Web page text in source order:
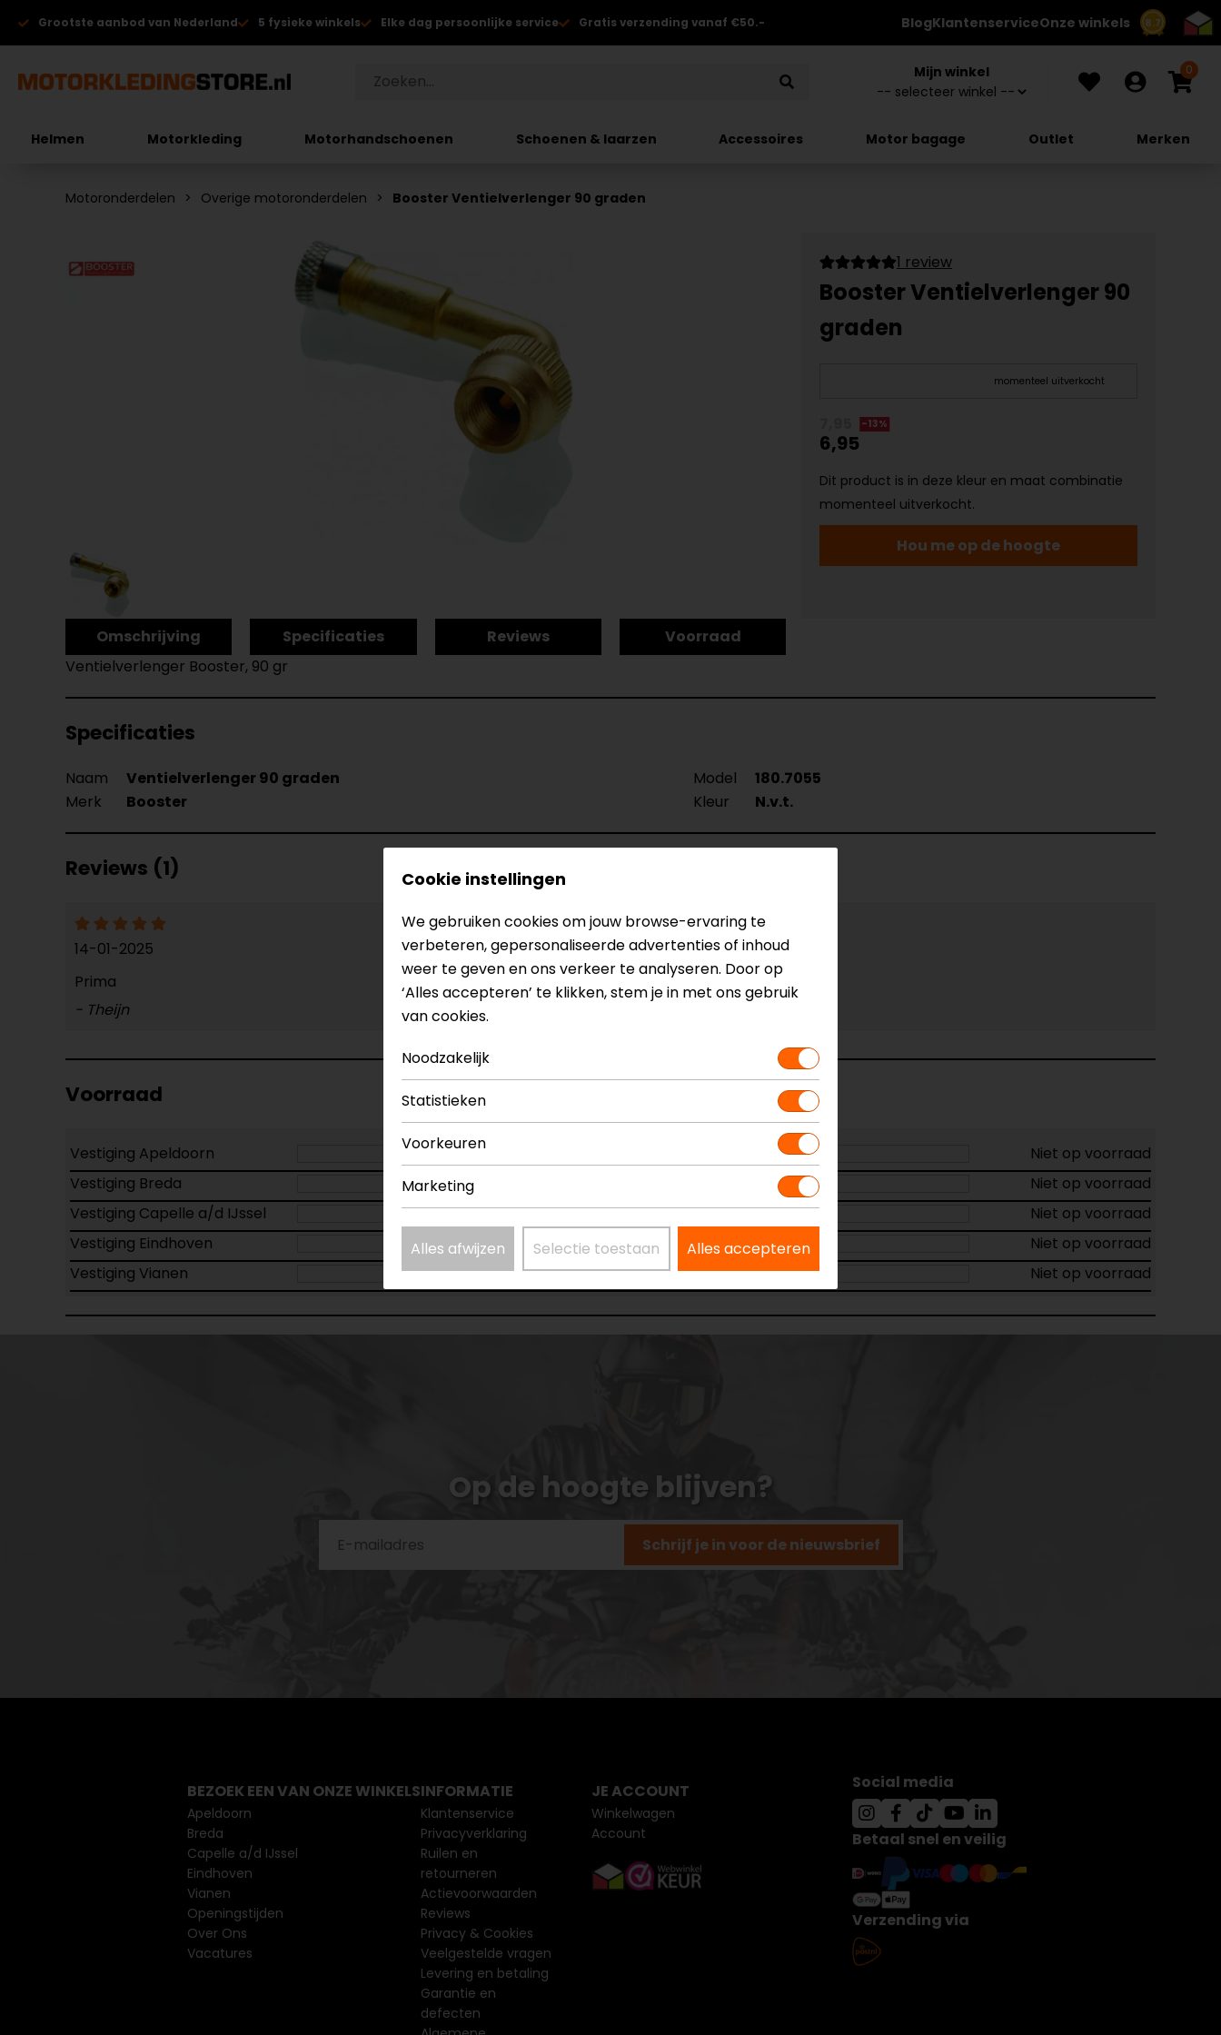
8.7
Grootste aanbod van Nederland 5 fysieke winkels Elke dag persoonlijke service Gratis verzending vanaf €50.- BlogKlantenserviceOnze winkels
Mijn winkel 0
Helmen Motorkleding Motorhandschoenen Schoenen & laarzen Accessoires Motor bagage Outlet Merken
Motoronderdelen Overige motoronderdelen Booster Ventielverlenger 90 graden
1 review
Booster Ventielverlenger 90
graden
momenteel uitverkocht
-13%
6,95
Dit product is in deze kleur en maat combinatie
momenteel uitverkocht.
Hou me op de hoogte
Omschrijving Specificaties Reviews
Voorraad
Ventielverlenger Booster, 90 gr
Specificaties
Naam Ventielverlenger 90 graden Model
180.7055
Merk
Booster Kleur N.v.t.
Reviews (1)
14-01-2025
Prima
- Theijn
Voorraad
Vestiging Apeldoorn
Niet op voorraad
Vestiging Breda
Niet op voorraad
Vestiging Capelle a/d IJssel
Niet op voorraad
Vestiging Eindhoven
Niet op voorraad
Vestiging Vianen
Niet op voorraad
Op de hoogte blijven?
Schrijf je in voor de nieuwsbrief
Cookie instellingen
We gebruiken cookies om jouw browse-ervaring te
verbeteren, gepersonaliseerde advertenties of inhoud
weer te geven en ons verkeer te analyseren. Door op
‘Alles accepteren’ te klikken, stem je in met ons gebruik
van cookies.
Noodzakelijk
Statistieken
Voorkeuren
Marketing
Alles afwijzen Selectie toestaan Alles accepteren
BEZOEK EEN VAN ONZE WINKELS
Apeldoorn
Breda
Capelle a/d IJssel
Eindhoven
Vianen
Openingstijden
Over Ons
Vacatures
INFORMATIE
Klantenservice
Privacyverklaring
Ruilen en
retourneren
Actievoorwaarden
Reviews
Privacy & Cookies
Veelgestelde vragen
Levering en betaling
Garantie en
defecten
JE ACCOUNT
Winkelwagen
Account
Social media
Betaal snel en veilig
Verzending via